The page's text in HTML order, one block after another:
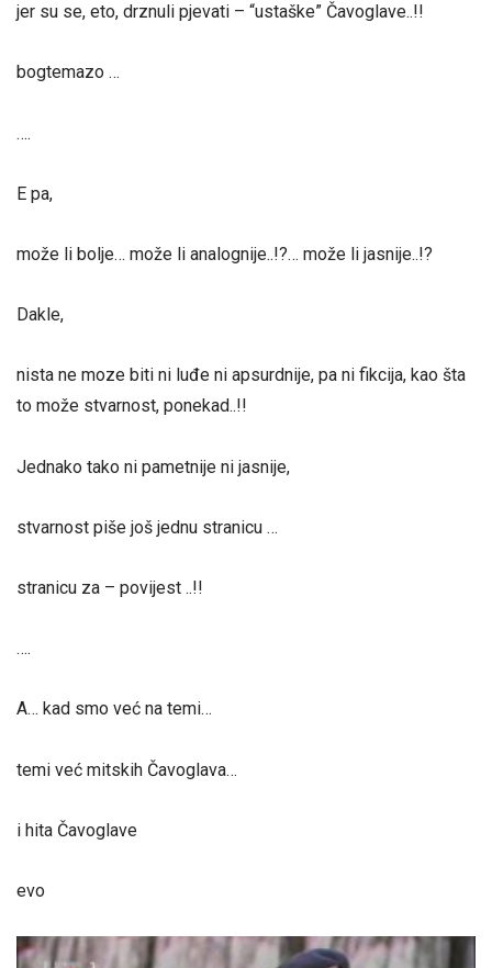
jer su se, eto, drznuli pjevati – “ustaške” Čavoglave..!!
bogtemazo …
….
E pa,
može li bolje… može li analognije..!?… može li jasnije..!?
Dakle,
nista ne moze biti ni luđe ni apsurdnije, pa ni fikcija, kao šta
to može stvarnost, ponekad..!!
Jednako tako ni pametnije ni jasnije,
stvarnost piše još jednu stranicu …
stranicu za – povijest ..!!
….
A… kad smo već na temi…
temi već mitskih Čavoglava…
i hita Čavoglave
evo